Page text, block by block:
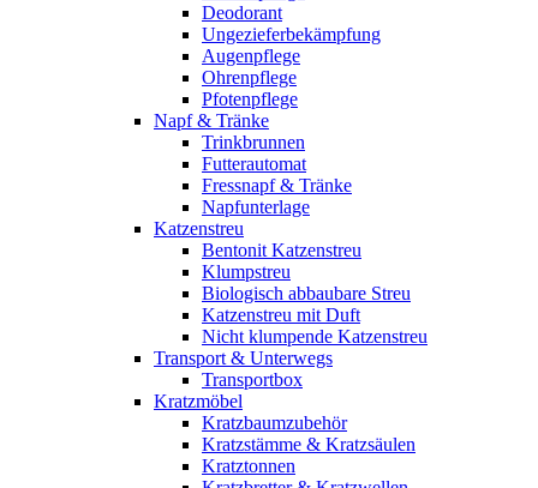
Deodorant
Ungezieferbekämpfung
Augenpflege
Ohrenpflege
Pfotenpflege
Napf & Tränke
Trinkbrunnen
Futterautomat
Fressnapf & Tränke
Napfunterlage
Katzenstreu
Bentonit Katzenstreu
Klumpstreu
Biologisch abbaubare Streu
Katzenstreu mit Duft
Nicht klumpende Katzenstreu
Transport & Unterwegs
Transportbox
Kratzmöbel
Kratzbaumzubehör
Kratzstämme & Kratzsäulen
Kratztonnen